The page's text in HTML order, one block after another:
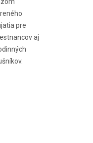
pre
aj